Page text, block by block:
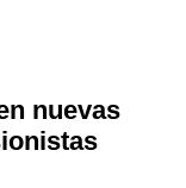
nuevas